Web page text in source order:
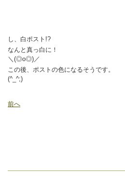
し、白ポスト!?
なんと真っ白に！
＼(◎o◎)／
この後、ポストの色になるそうです。
(^_^;)
前へ